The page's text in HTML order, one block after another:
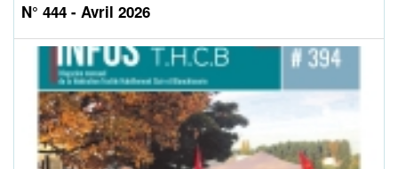
N° 444 - Avril 2026